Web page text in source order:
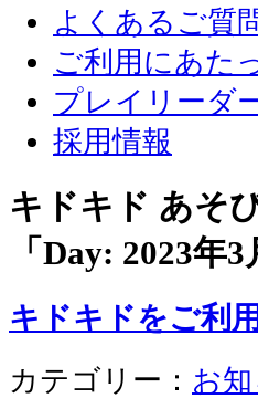
よくあるご質
ご利用にあた
プレイリーダ
採用情報
キドキド あそ
「Day: 2023年3
キドキドをご利
カテゴリー： お